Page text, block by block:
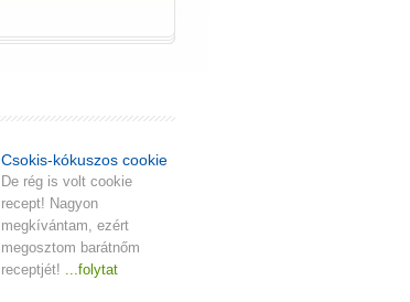
Csokis-kókuszos cookie
De rég is volt cookie
recept! Nagyon
megkívántam, ezért
megosztom barátnőm
receptjét! ...folytat